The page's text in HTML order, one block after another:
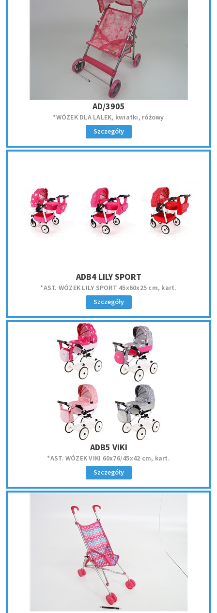
AD/3905
*WÓZEK DLA LALEK, kwiatki, różowy
Szczegóły
ADB4 LILY SPORT
*AST. WÓZEK LILY SPORT 45x60x25 cm, kart.
Szczegóły
ADB5 VIKI
*AST. WÓZEK VIKI 60x76/45x42 cm, kart.
Szczegóły